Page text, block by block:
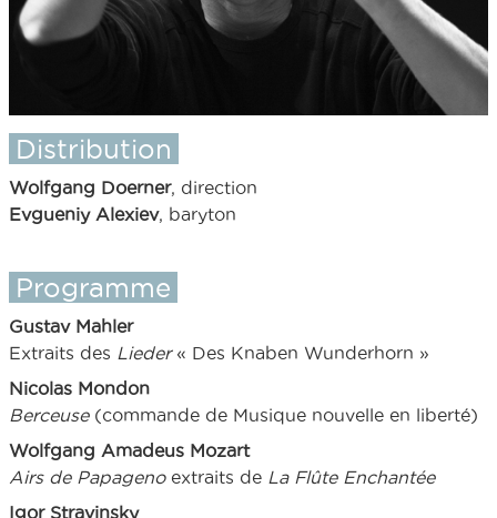
Distribution
Wolfgang Doerner, direction
Evgueniy Alexiev, baryton
Programme
Gustav Mahler
Extraits des Lieder« Des Knaben Wunderhorn »
Nicolas Mondon
Berceuse(commande de Musique nouvelle en liberté)
Wolfgang Amadeus Mozart
Airs de Papagenoextraits de La Flûte Enchantée
Igor Stravinsky